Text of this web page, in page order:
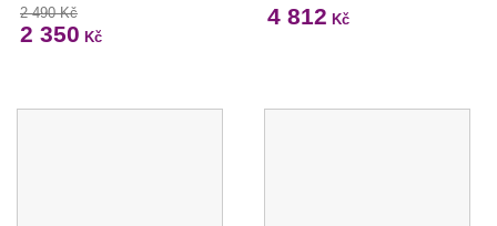
2 490 Kč
2 350 Kč
4 812 Kč